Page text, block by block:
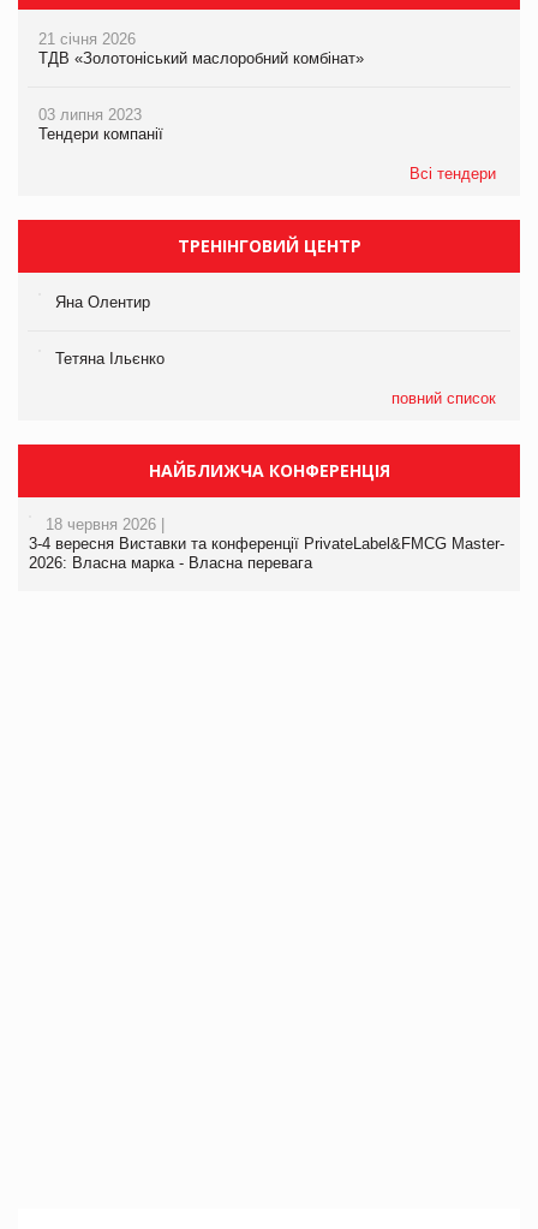
21 січня 2026
ТДВ «Золотоніський маслоробний комбінат»
03 липня 2023
Тендери компанії
Всі тендери
ТРЕНІНГОВИЙ ЦЕНТР
Яна Олентир
Тетяна Ільєнко
повний список
НАЙБЛИЖЧА КОНФЕРЕНЦІЯ
18 червня 2026 |
3-4 вересня Виставки та конференції PrivateLabel&FMCG Master-
2026: Власна марка - Власна перевага